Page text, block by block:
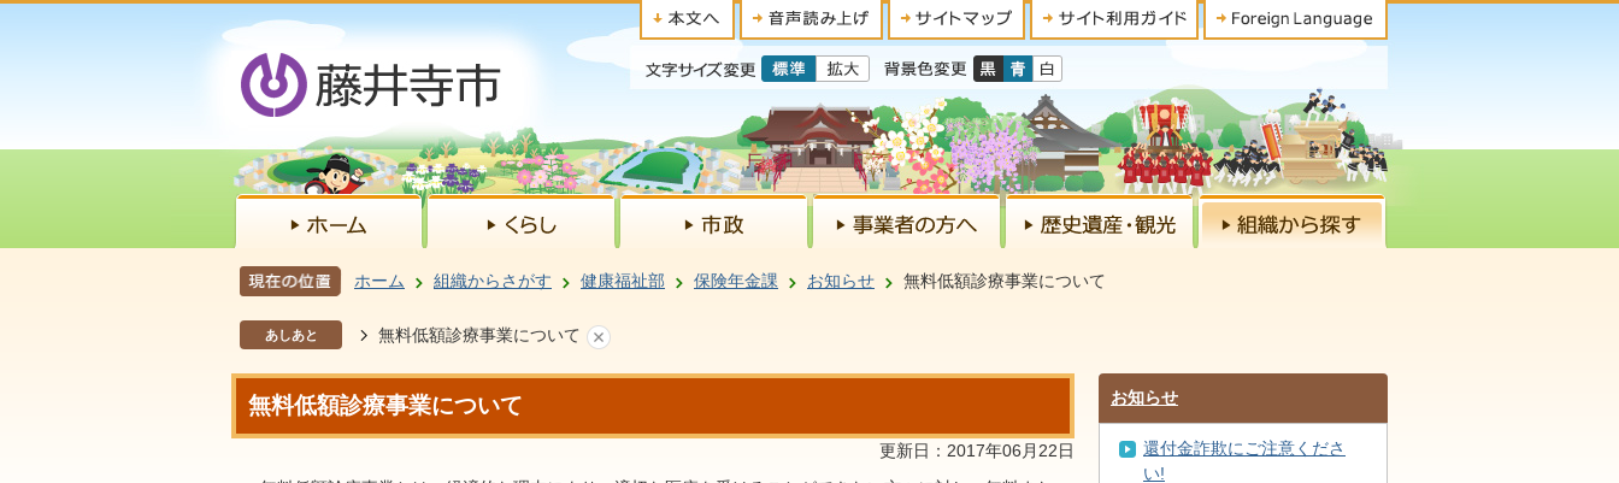
ホーム 組織からさがす 健康福祉部 保険年金課 お知らせ 無料低額診療事業について
あしあと 無料低額診療事業について
無料低額診療事業について
更新日：2017年06月22日
お知らせ
還付金詐欺にご注意くださ
い!